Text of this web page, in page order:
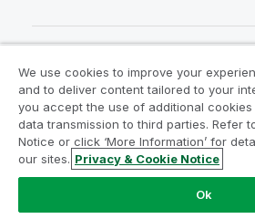
Qlik コミュニティ
法的契約 製品規約
Legal
リーガルポリシー
利用規約
Do Not Share My Info
Copyright © 1993-2026 QlikTech
We use cookies to improve your
and to deliver content tailored to your
you accept the use of additional
data transmission to third parties. Refer
Notice or click ‘More Information’ for
our sites. Privacy & Cookie Notice
Ok